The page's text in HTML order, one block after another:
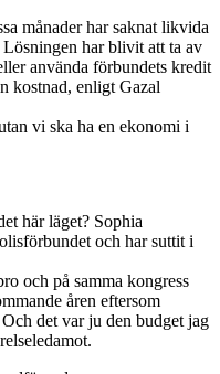
månader har saknat likvida
har blivit att ta av
använda förbundets kredit
kostnad, enligt Gazal
vi ska ha en ekonomi i
här läget? Sophia
och har suttit i
och på samma kongress
åren eftersom
det var ju den budget jag